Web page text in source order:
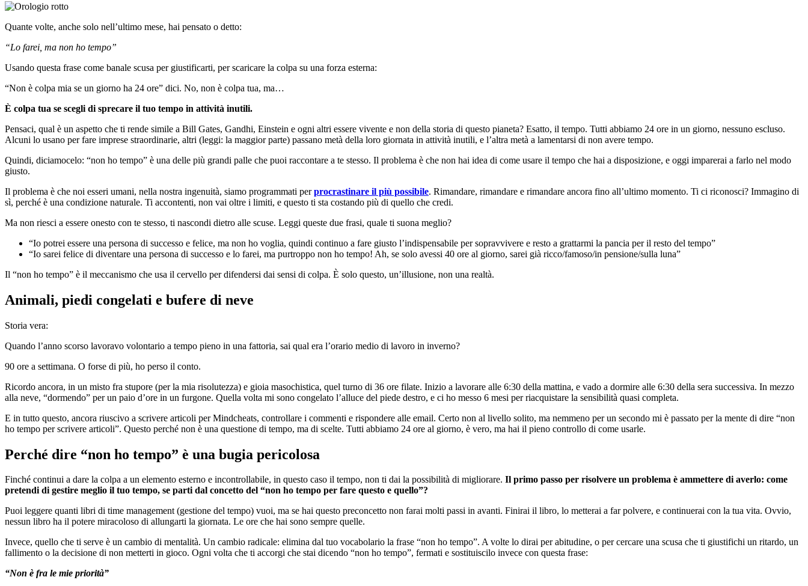
Quante volte, anche solo nell’ultimo mese, hai pensato o detto:
“Lo farei, ma non ho tempo”
Usando questa frase come banale scusa per giustificarti, per scaricare la colpa su una forza esterna:
“Non è colpa mia se un giorno ha 24 ore” dici. No, non è colpa tua, ma…
È colpa tua se scegli di sprecare il tuo tempo in attività inutili.
Pensaci, qual è un aspetto che ti rende simile a Bill Gates, Gandhi, Einstein e ogni altri essere vivente e non della storia di questo pianeta? Esatto, il tempo. Tutti abbiamo 24 ore in un giorno, nessuno escluso.
Alcuni lo usano per fare imprese straordinarie, altri (leggi: la maggior parte) passano metà della loro giornata in attività inutili, e l’altra metà a lamentarsi di non avere tempo.
Quindi, diciamocelo: “non ho tempo” è una delle più grandi palle che puoi raccontare a te stesso. Il problema è che non hai idea di come usare il tempo che hai a disposizione, e oggi imparerai a farlo nel modo
giusto.
Il problema è che noi esseri umani, nella nostra ingenuità, siamo programmati perprocrastinare il più possibile. Rimandare, rimandare e rimandare ancora fino all’ultimo momento. Ti ci riconosci? Immagino di
sì, perché è una condizione naturale. Ti accontenti, non vai oltre i limiti, e questo ti sta costando più di quello che credi.
Ma non riesci a essere onesto con te stesso, ti nascondi dietro alle scuse. Leggi queste due frasi, quale ti suona meglio?
“Io potrei essere una persona di successo e felice, ma non ho voglia, quindi continuo a fare giusto l’indispensabile per sopravvivere e resto a grattarmi la pancia per il resto del tempo”
“Io sarei felice di diventare una persona di successo e lo farei, ma purtroppo non ho tempo! Ah, se solo avessi 40 ore al giorno, sarei già ricco/famoso/in pensione/sulla luna”
Il “non ho tempo” è il meccanismo che usa il cervello per difendersi dai sensi di colpa. È solo questo, un’illusione, non una realtà.
Animali, piedi congelati e bufere di neve
Storia vera:
Quando l’anno scorso lavoravo volontario a tempo pieno in una fattoria, sai qual era l’orario medio di lavoro in inverno?
90 ore a settimana. O forse di più, ho perso il conto.
Ricordo ancora, in un misto fra stupore (per la mia risolutezza) e gioia masochistica, quel turno di 36 ore filate. Inizio a lavorare alle 6:30 della mattina, e vado a dormire alle 6:30 della sera successiva. In mezzo
alla neve, “dormendo” per un paio d’ore in un furgone. Quella volta mi sono congelato l’alluce del piede destro, e ci ho messo 6 mesi per riacquistare la sensibilità quasi completa.
E in tutto questo, ancora riuscivo a scrivere articoli per Mindcheats, controllare i commenti e rispondere alle email. Certo non al livello solito, ma nemmeno per un secondo mi è passato per la mente di dire “non
ho tempo per scrivere articoli”. Questo perché non è una questione di tempo, ma di scelte. Tutti abbiamo 24 ore al giorno, è vero, ma hai il pieno controllo di come usarle.
Perché dire “non ho tempo” è una bugia pericolosa
Finché continui a dare la colpa a un elemento esterno e incontrollabile, in questo caso il tempo, non ti dai la possibilità di migliorare. Il primo passo per risolvere un problema è ammettere di averlo: come
pretendi di gestire meglio il tuo tempo, se parti dal concetto del “non ho tempo per fare questo e quello”?
Puoi leggere quanti libri di time management (gestione del tempo) vuoi, ma se hai questo preconcetto non farai molti passi in avanti. Finirai il libro, lo metterai a far polvere, e continuerai con la tua vita. Ovvio,
nessun libro ha il potere miracoloso di allungarti la giornata. Le ore che hai sono sempre quelle.
Invece, quello che ti serve è un cambio di mentalità. Un cambio radicale: elimina dal tuo vocabolario la frase “non ho tempo”. A volte lo dirai per abitudine, o per cercare una scusa che ti giustifichi un ritardo, un
fallimento o la decisione di non metterti in gioco. Ogni volta che ti accorgi che stai dicendo “non ho tempo”, fermati e sostituiscilo invece con questa frase:
“Non è fra le mie priorità”